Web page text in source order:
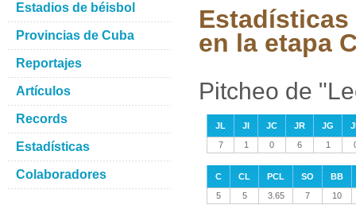
en la etapa
Pitcheo de
JL JI JC JR JG
7
1 0 6 1
C CL PCL SO
BB
5
5 3.65 7 10
Estadios de béisbol
Provincias de Cuba
Reportajes
Artículos
Records
Estadísticas
Colaboradores